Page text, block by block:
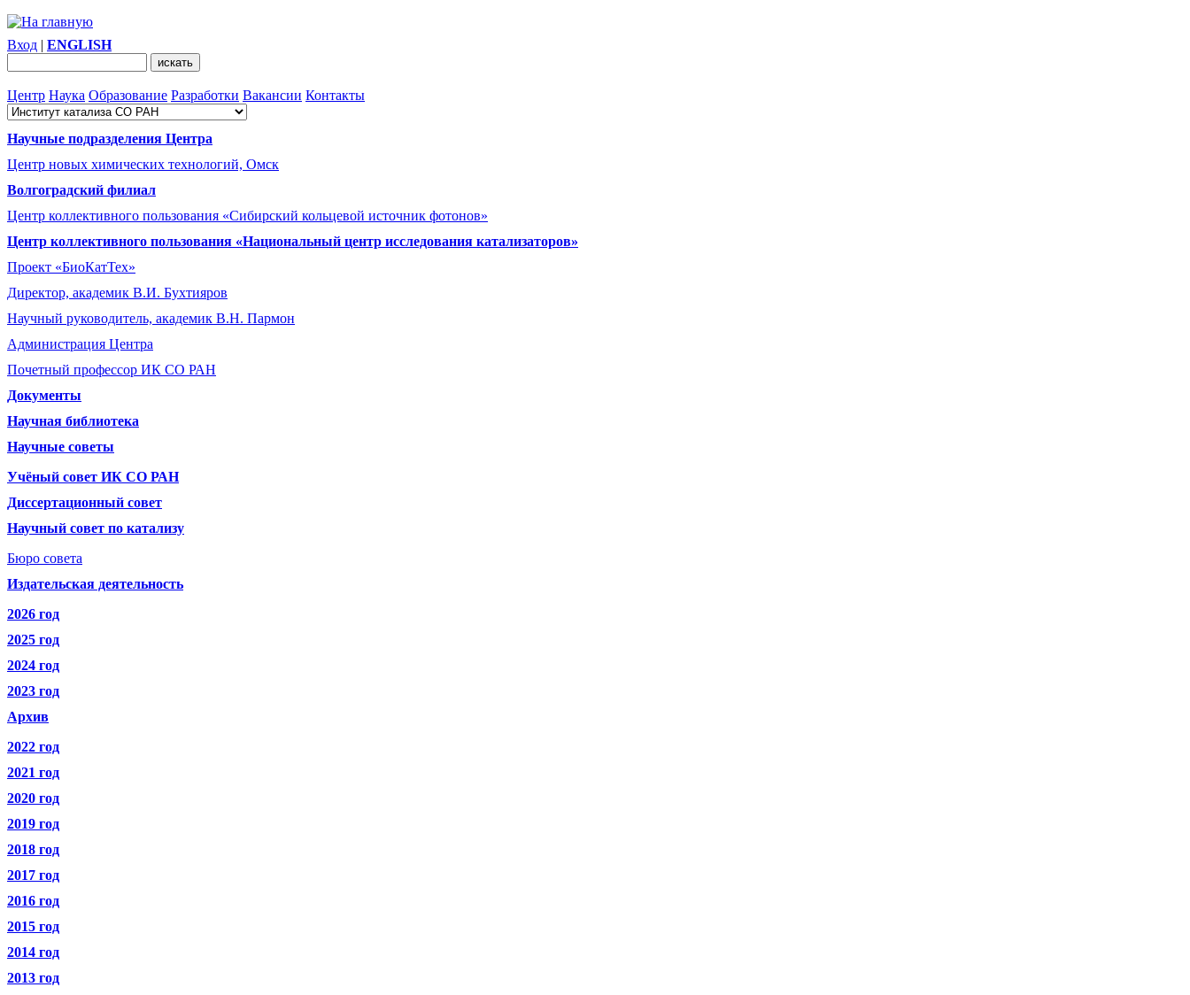
Вход | ENGLISH
Центр Наука Образование Разработки Вакансии Контакты
Научные подразделения Центра
Центр новых химических технологий, Омск
Волгоградский филиал
Центр коллективного пользования «Сибирский кольцевой источник фотонов»
Центр коллективного пользования «Национальный центр исследования катализаторов»
Проект «БиоКатТех»
Директор, академик В.И. Бухтияров
Научный руководитель, академик В.Н. Пармон
Администрация Центра
Почетный профессор ИК СО РАН
Документы
Научная библиотека
Научные советы
Учёный совет ИК СО РАН
Диссертационный совет
Научный совет по катализу
Бюро совета
Издательская деятельность
2026 год
2025 год
2024 год
2023 год
Архив
2022 год
2021 год
2020 год
2019 год
2018 год
2017 год
2016 год
2015 год
2014 год
2013 год